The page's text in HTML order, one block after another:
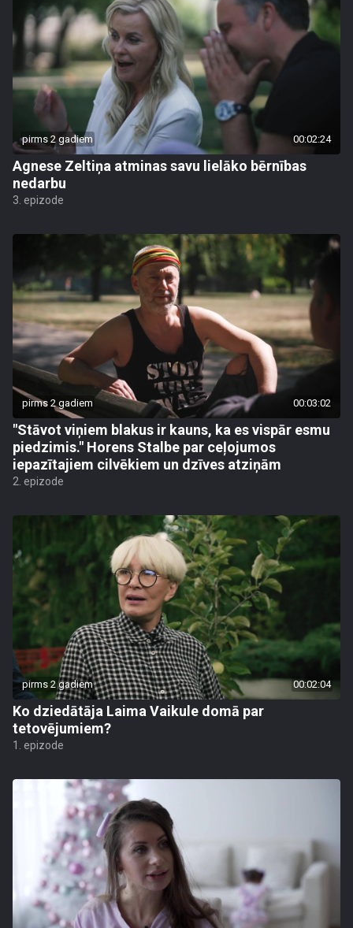
pirms 2 gadiem 00:02:24
Agnese Zeltiņa atminas savu lielāko bērnības
nedarbu
3. epizode
pirms 2 gadiem 00:03:02
"Stāvot viņiem blakus ir kauns, ka es vispār esmu
piedzimis." Horens Stalbe par ceļojumos
iepazītajiem cilvēkiem un dzīves atziņām
2. epizode
pirms 2 gadiem 00:02:04
Ko dziedātāja Laima Vaikule domā par
tetovējumiem?
1. epizode